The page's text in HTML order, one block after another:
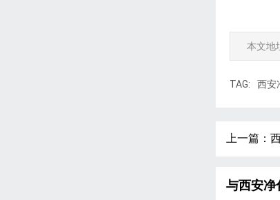
本文地
TAG: 西安
上一篇：
与西安净